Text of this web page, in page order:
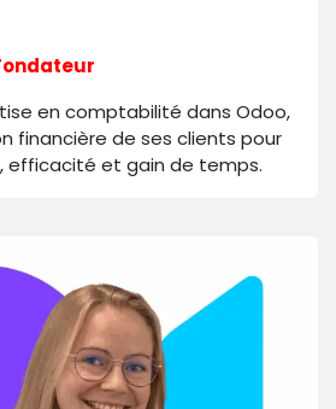
en comptabilité dans Odoo,
financière de ses clients pour
efficacité et gain de temps.